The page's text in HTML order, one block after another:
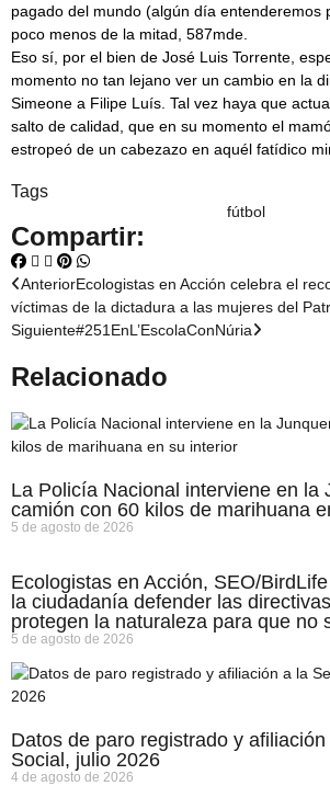
pagado del mundo (algún día
poco menos de la mitad, 587mde.
Eso sí, por el bien de José Luis Torrente,
momento no tan lejano ver un cambio en la
Simeone a Filipe Luís. Tal vez haya que
salto de calidad, que en su momento el
estropeó de un cabezazo en aquél fatídico
Tags
fútbol
Compartir:
AnteriorEcologistas en Acción celebra el
víctimas de la dictadura a las mujeres del
Siguiente#251EnL’EscolaConNúria
Relacionado
La Policía Nacional interviene en la
camión con 60 kilos de marihuana
5 de agosto de 2026
Ecologistas en Acción, SEO/
la ciudadanía defender las
protegen la naturaleza para que no
5 de agosto de 2026
Datos de paro registrado y
Social, julio 2026
4 de agosto de 2026